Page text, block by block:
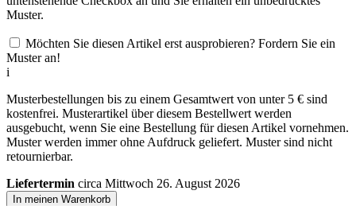
Muster.
Möchten Sie diesen Artikel erst ausprobieren? Fordern Sie ein
Muster an!
i
Musterbestellungen bis zu einem Gesamtwert von unter 5 € sind
kostenfrei. Musterartikel über diesem Bestellwert werden
ausgebucht, wenn Sie eine Bestellung für diesen Artikel vornehmen.
Muster werden immer ohne Aufdruck geliefert. Muster sind nicht
retournierbar.
Liefertermin circa Mittwoch 26. August 2026
In meinen Warenkorb